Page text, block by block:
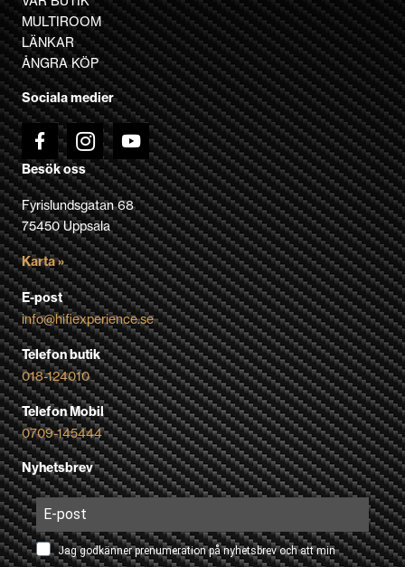
alternativen
kan
väljas
på
produktsidan
MULTIROOM
LÄNKAR
ÅNGRA KÖP
Sociala medier
Besök oss
Fyrislundsgatan 68
75450 Uppsala
Karta »
E-post
info@hifiexperience.se
Telefon butik
018-124010
Telefon Mobil
0709-145444
Nyhetsbrev
Jag godkänner prenumeration på nyhetsbrev och att min